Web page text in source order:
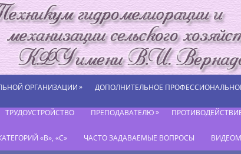
ОРГАНИЗАЦИИ» ДОПОЛНИТЕЛЬНОЕ
ТРУДОУСТРОЙСТВО ПРЕПОДАВАТЕЛЮ»
«В», «С» ЧАСТО ЗАДАВАЕМЫЕ ВОПРОСЫ